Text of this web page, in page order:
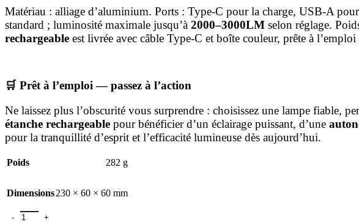
Matériau : alliage d’aluminium. Ports : Type‑C pour la charge, USB‑A
standard ; luminosité maximale jusqu’à 2000–3000LM selon réglage.
rechargeable est livrée avec câble Type‑C et boîte couleur, prête à
🛒 Prêt à l’emploi — passez à l’action
Ne laissez plus l’obscurité vous surprendre : choisissez une lampe fiable,
étanche rechargeable pour bénéficier d’un éclairage puissant, d’une
pour la tranquillité d’esprit et l’efficacité lumineuse dès aujourd’hui.
Poids 282 g
Dimensions230 × 60 × 60 mm